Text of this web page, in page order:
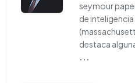
seymour
de
destaca
...